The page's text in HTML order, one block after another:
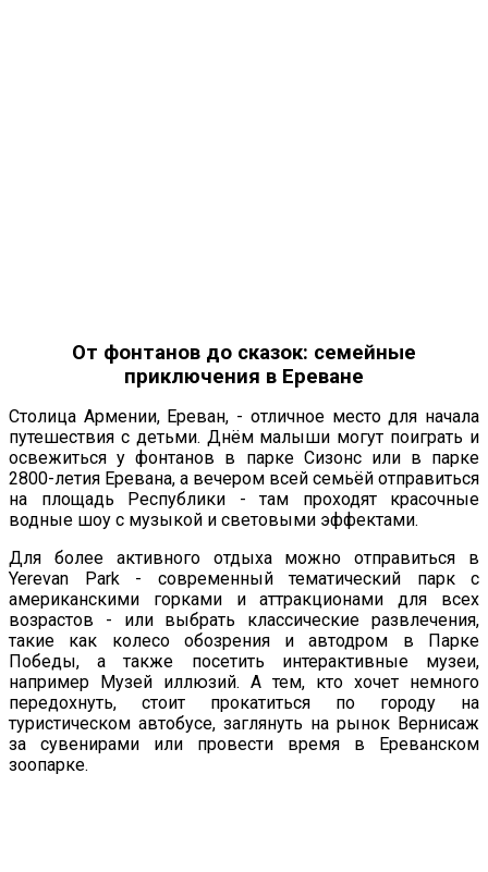
От фонтанов до сказок: семейные
приключения в Ереване
Столица Армении, Ереван, - отличное место для начала
путешествия с детьми. Днём малыши могут поиграть и
освежиться у фонтанов в парке Сизонс или в парке
2800-летия Еревана, а вечером всей семьёй отправиться
на площадь Республики - там проходят красочные
водные шоу с музыкой и световыми эффектами.
Для более активного отдыха можно отправиться в
Yerevan Park - современный тематический парк с
американскими горками и аттракционами для всех
возрастов - или выбрать классические развлечения,
такие как колесо обозрения и автодром в Парке
Победы, а также посетить интерактивные музеи,
например Музей иллюзий. А тем, кто хочет немного
передохнуть, стоит прокатиться по городу на
туристическом автобусе, заглянуть на рынок Вернисаж
за сувенирами или провести время в Ереванском
зоопарке.